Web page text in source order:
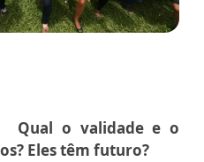
Qual o validade e o
Eles têm futuro?